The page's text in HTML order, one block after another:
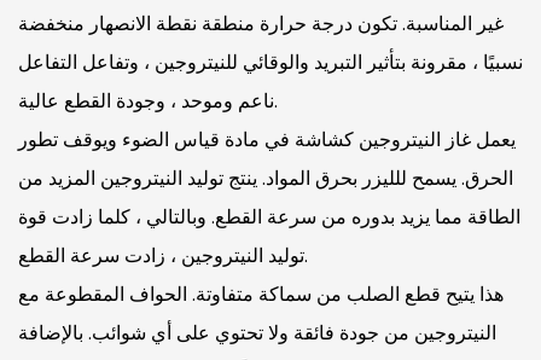
غير المناسبة. تكون درجة حرارة منطقة نقطة الانصهار منخفضة
نسبيًا ، مقرونة بتأثير التبريد والوقائي للنيتروجين ، وتفاعل التفاعل
ناعم وموحد ، وجودة القطع عالية.
يعمل غاز النيتروجين كشاشة في مادة قياس الضوء ويوقف تطور
الحرق. يسمح للليزر بحرق المواد. ينتج توليد النيتروجين المزيد من
الطاقة مما يزيد بدوره من سرعة القطع. وبالتالي ، كلما زادت قوة
توليد النيتروجين ، زادت سرعة القطع.
هذا يتيح قطع الصلب من سماكة متفاوتة. الحواف المقطوعة مع
النيتروجين من جودة فائقة ولا تحتوي على أي شوائب. بالإضافة